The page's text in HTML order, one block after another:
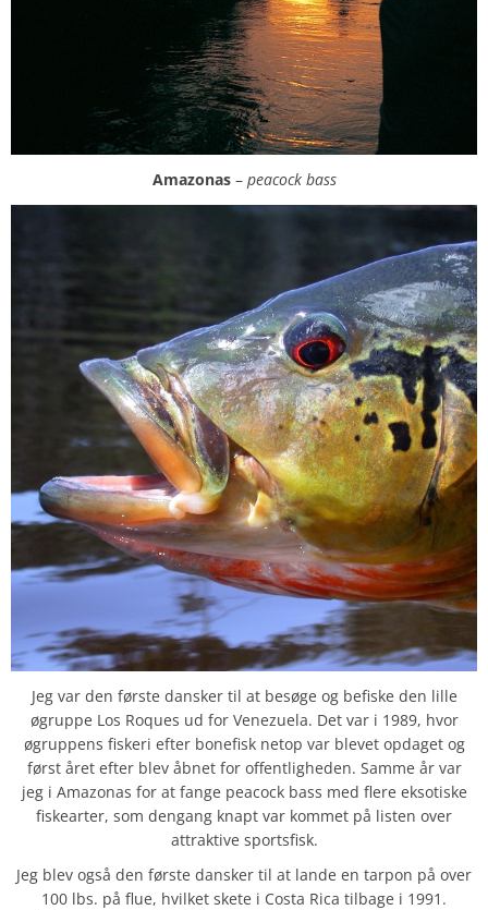
Amazonas– peacock bass
Jeg var den første dansker til at besøge og befiske den lille
øgruppe Los Roques ud for Venezuela. Det var i 1989, hvor
øgruppens fiskeri efter bonefisk netop var blevet opdaget og
først året efter blev åbnet for offentligheden. Samme år var
jeg i Amazonas for at fange peacock bass med flere eksotiske
fiskearter, som dengang knapt var kommet på listen over
attraktive sportsfisk.
Jeg blev også den første dansker til at lande en tarpon på over
100 lbs. på flue, hvilket skete i Costa Rica tilbage i 1991.